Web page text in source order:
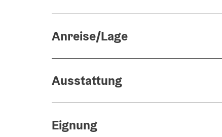
Anreise/Lage
Ausstattung
Eignung